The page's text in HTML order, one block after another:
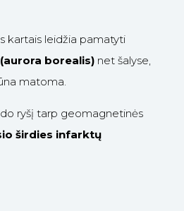
kartais leidžia pamatyti
borealis)net šalyse,
matoma.
ryšį tarp geomagnetinės
širdies infarktų